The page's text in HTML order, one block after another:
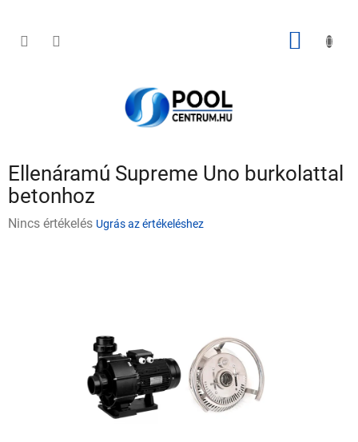
KOSÁR
Ellenáramú Supreme Uno burkolattal
betonhoz
ANincs értékelés Ugrás az értékeléshez